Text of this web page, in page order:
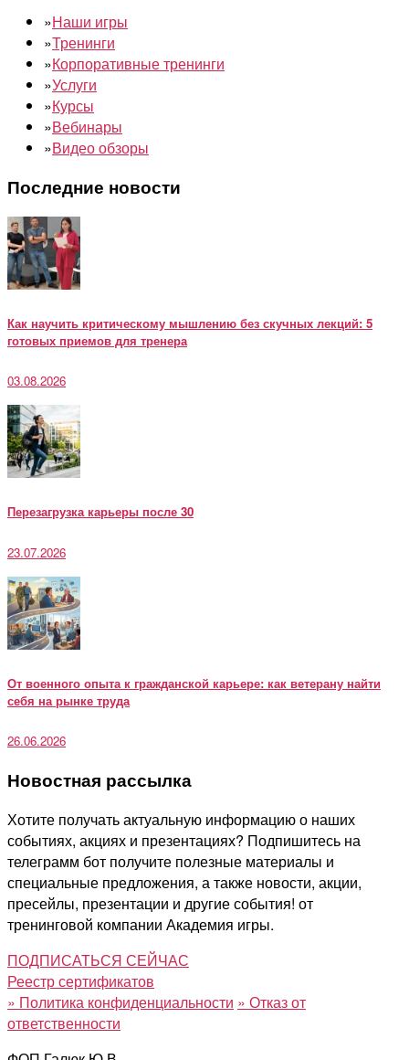
»Наши игры
»Тренинги
»Корпоративные тренинги
»Услуги
»Курсы
»Вебинары
»Видео обзоры
Последние новости
Как научить критическому мышлению без скучных лекций: 5
готовых приемов для тренера
03.08.2026
Перезагрузка карьеры после 30
23.07.2026
От военного опыта к гражданской карьере: как ветерану найти
себя на рынке труда
26.06.2026
Новостная рассылка
Хотите получать актуальную информацию о наших
событиях, акциях и презентациях? Подпишитесь на
телеграмм бот получите полезные материалы и
специальные предложения, а также новости, акции,
пресейлы, презентации и другие события! от
тренинговой компании Академия игры.
ПОДПИСАТЬСЯ СЕЙЧАС
Реестр сертификатов
» Политика конфиденциальности » Отказ от
ответственности